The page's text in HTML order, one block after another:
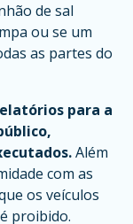
de sal
ou se um
as partes do
para a
Além
com as
os veículos
proibido.